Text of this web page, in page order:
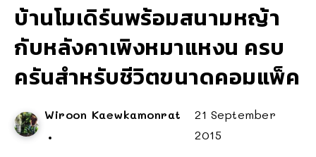
บ้านโมเดิร์นพร้อมสนามหญ้า
กับหลังคาเพิงหมาแหงน ครบ
ครันสำหรับชีวิตขนาดคอมแพ็ค
Wiroon Kaewkamonrat
21 September
2015